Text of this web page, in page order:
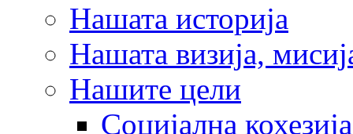
Нашата историја
Нашата визија,
Нашите цели
Социјална кохезија